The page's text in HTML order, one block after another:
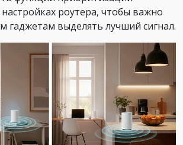
настройках роутера, чтобы важно
гаджетам выделять лучший сигнал.